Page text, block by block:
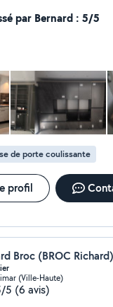
par Bernard : 5/5
de porte coulissante
profil
Broc (BROC Richard)
(Ville-Haute)
5 (6 avis)